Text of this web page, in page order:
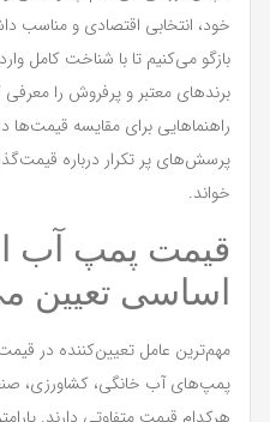
خود، انتخابی اقتصادی و مناسب
بازگو می‌کنیم تا با شناخت کامل
برندهای معتبر و پرفروش را معرفی
راهنماهایی برای مقایسه قیمت‌ها
پرسش‌های پر تکرار درباره
خواند.
قیمت پمپ آب
اساسی تعیین
مهم‌ترین عامل تعیین‌کننده در
پمپ‌های آب خانگی، کشاورزی،